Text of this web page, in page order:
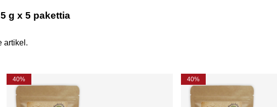
g x 5 pakettia
artikel.
40% 40%